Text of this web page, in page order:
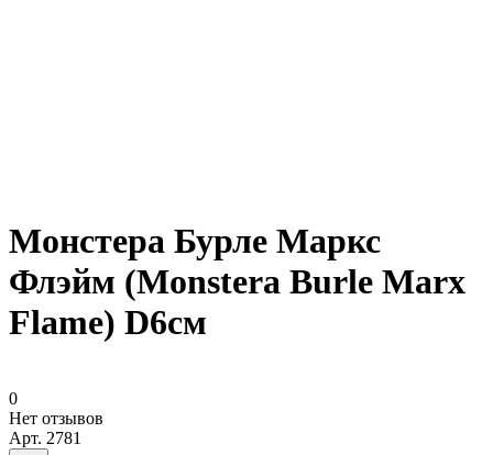
Монстера Бурле Маркс
Флэйм (Monstera Burle Marx
Flame) D6см
0
Нет отзывов
Арт. 2781